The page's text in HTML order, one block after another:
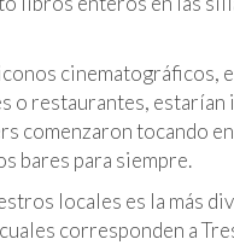
cinematográficos,
o restaurantes,
comenzaron tocando
bares para siempre.
locales es la más
corresponden a